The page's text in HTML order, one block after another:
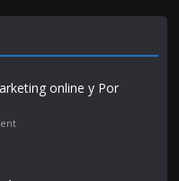
online y Por